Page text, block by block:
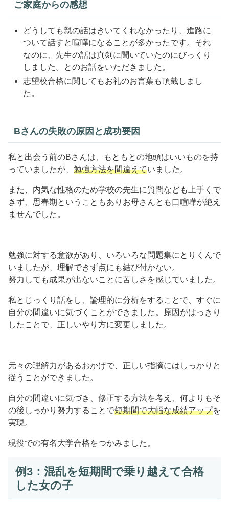
ご家庭からの感想
どうしても親の話はきいてくれなかったり、進路に
ついて話すと喧嘩になることが多かったです。それ
なのに、先生の話は真剣に聞いていたのにびっくり
しました。とのお話をいただきました。
志望校合格に関してもお礼のお言葉も頂戴しまし
た。
Bさんの失敗の原因と成功要因
私と出会う前のBさんは、もともとの地頭はいいものを持
っていましたが、 勉強方法を間違えていました。
また、内気な性格のため学校の先生に質問なども上手くで
きず、思春期ということもありお母さんとも口喧嘩が絶え
ませんでした。
勉強に対する意欲があり、いろいろな問題集にとりくんで
いましたが、理解できず点にも結び付かない。
努力しても成果が出ないことに苦しさを感じていました。
私とじっくり話をし、論理的に分析をすることで、すぐに
自分の間違いに気づくことができました。原因がはっきり
したことで、正しいやり方に変更しました。
元々の理解力があるおかげで、正しい指摘にはしっかりと
従うことができました。
自分の間違いに気づき、修正する方法を考え、何よりもそ
の後しっかり努力することで短期間で大幅な成績アップを
実現。
現役での有名大学合格をつかみました。
例3：混乱を短期間で乗り越えて合格
した女の子